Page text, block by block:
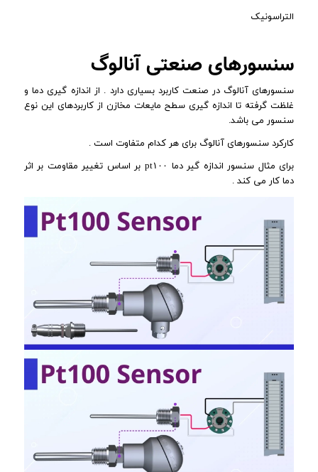
التراسونیک
سنسورهای صنعتی آنالوگ
سنسورهای آنالوگ در صنعت کاربرد بسیاری دارد . از اندازه گیری دما و
غلظت گرفته تا اندازه گیری سطح مایعات مخازن از کاربردهای این نوع
سنسور می باشد.
کارکرد سنسورهای آنالوگ برای هر کدام متفاوت است .
برای مثال سنسور اندازه گیر دما pt۱۰۰ بر اساس تغییر مقاومت بر اثر
دما کار می کند .